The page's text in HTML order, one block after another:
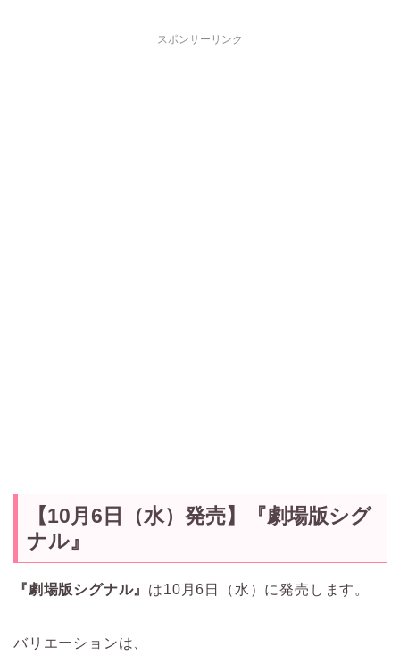
スポンサーリンク
【10月6日（水）発売】
『劇場版シグ
ナル』
『劇場版シグナル』 は10月6日（水）に発売します。
バリエーションは、